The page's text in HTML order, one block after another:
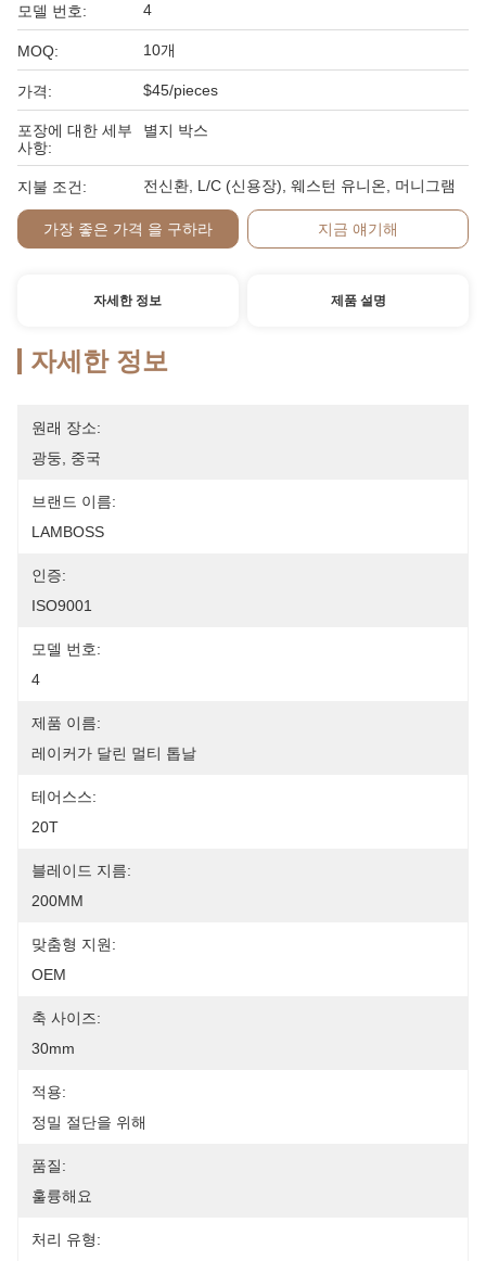
모델 번호: 4
MOQ: 10개
가격: $45/pieces
포장에 대한 세부
사항:
별지 박스
지불 조건: 전신환, L/C (신용장), 웨스턴 유니온, 머니그램
가장 좋은 가격 을 구하라 지금 얘기해
자세한 정보 제품 설명
자세한 정보
원래 장소:
광둥, 중국
브랜드 이름:
LAMBOSS
인증:
ISO9001
모델 번호:
4
제품 이름:
레이커가 달린 멀티 톱날
테어스스:
20T
블레이드 지름:
200MM
맞춤형 지원:
OEM
축 사이즈:
30mm
적용:
정밀 절단을 위해
품질:
훌륭해요
처리 유형: